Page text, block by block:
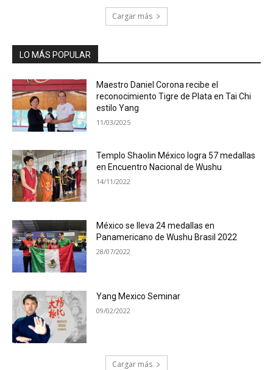
Cargar más
LO MÁS POPULAR
Maestro Daniel Corona recibe el
reconocimiento Tigre de Plata en Tai Chi
estilo Yang
11/03/2025
Templo Shaolin México logra 57 medallas
en Encuentro Nacional de Wushu
14/11/2022
México se lleva 24 medallas en
Panamericano de Wushu Brasil 2022
28/07/2022
Yang Mexico Seminar
09/02/2022
Cargar más